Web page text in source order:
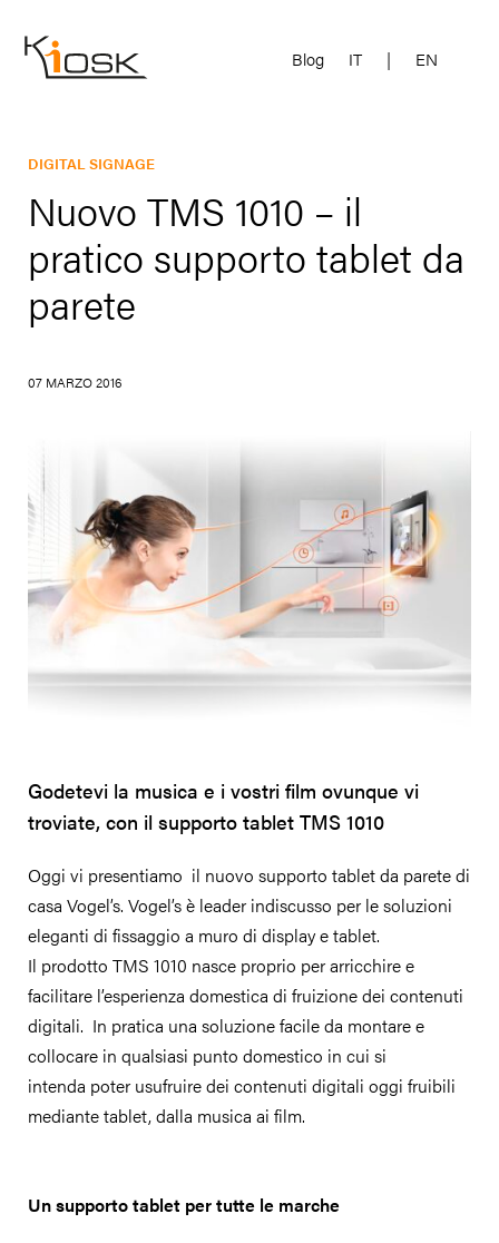
Blog IT | EN
DIGITAL SIGNAGE
Nuovo TMS 1010 – il
pratico supporto tablet da
parete
07 MARZO 2016
Godetevi la musica e i vostri film ovunque vi
troviate, con il supporto tablet TMS 1010
Oggi vi presentiamo il nuovo supporto tablet da parete di
casa Vogel’s. Vogel’s è leader indiscusso per le soluzioni
eleganti di fissaggio a muro di display e tablet.
Il prodotto TMS 1010 nasce proprio per arricchire e
facilitare l’esperienza domestica di fruizione dei contenuti
digitali. In pratica una soluzione facile da montare e
collocare in qualsiasi punto domestico in cui si
intenda poter usufruire dei contenuti digitali oggi fruibili
mediante tablet, dalla musica ai film.
Un supporto tablet per tutte le marche